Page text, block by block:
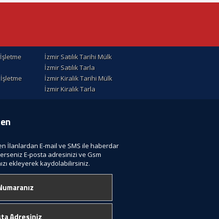
İzmir Satılık Tarihi Mülk
İzmir Satılık Tarla
İzmir Kiralik Tarihi Mülk
İzmir Kiralık Tarla
İlanlardan E-mail ve SMS ile haberdar
E-posta adresinizi ve Gsm
ekleyerek kaydolabilirsiniz.